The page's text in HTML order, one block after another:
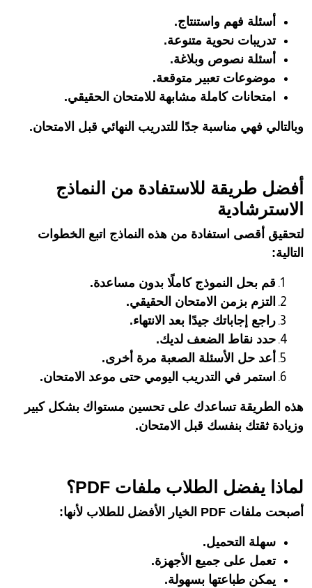
أسئلة فهم واستنتاج.
تدريبات نحوية متنوعة.
أسئلة نصوص وبلاغة.
موضوعات تعبير متوقعة.
امتحانات كاملة مشابهة للامتحان الحقيقي.
وبالتالي فهي مناسبة جدًا للتدريب النهائي قبل الامتحان.
أفضل طريقة للاستفادة من النماذج
الاسترشادية
لتحقيق أقصى استفادة من هذه النماذج اتبع الخطوات
التالية:
قم بحل النموذج كاملًا بدون مساعدة.
التزم بزمن الامتحان الحقيقي.
راجع إجاباتك جيدًا بعد الانتهاء.
حدد نقاط الضعف لديك.
أعد حل الأسئلة الصعبة مرة أخرى.
استمر في التدريب اليومي حتى موعد الامتحان.
هذه الطريقة تساعدك على تحسين مستواك بشكل كبير
وزيادة ثقتك بنفسك قبل الامتحان.
لماذا يفضل الطلاب ملفات PDF؟
أصبحت ملفات PDF الخيار الأفضل للطلاب لأنها:
سهلة التحميل.
تعمل على جميع الأجهزة.
يمكن طباعتها بسهولة.